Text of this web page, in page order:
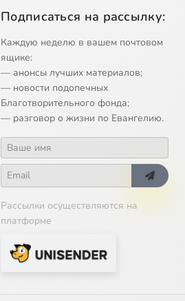
Подписаться на рассылку:
Каждую неделю в вашем почтовом
ящике:
— анонсы лучших материалов;
— новости подопечных
Благотворительного фонда;
— разговор о жизни по Евангелию.
Рассылки осуществляются на
платформе